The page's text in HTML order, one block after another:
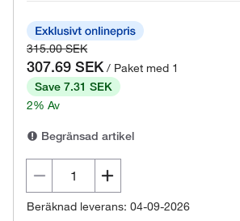
315.00 SEK
307.69 SEK / Paket med 1
Save 7.31 SEK
2% Av
Begränsad artikel
Beräknad leverans: 04-09-2026